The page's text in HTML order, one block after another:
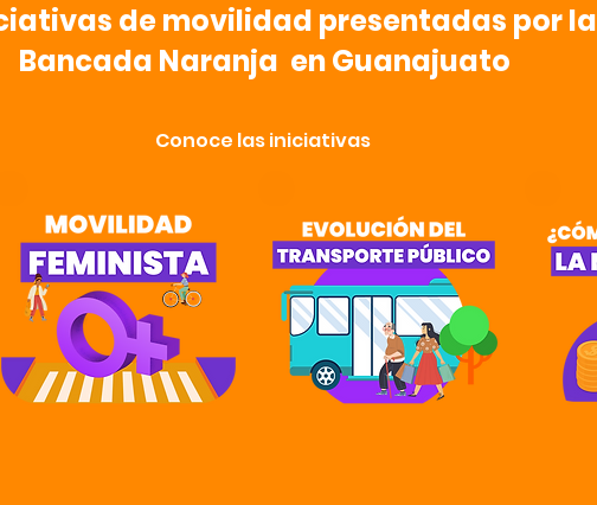
de movilidad presentadas por la
Bancada Naranja en Guanajuato
Conoce las iniciativas